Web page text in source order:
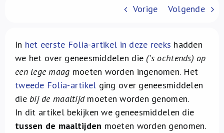
Over ons
FR
Vorige Volgende
In het eerste Folia-artikel in deze reeks hadden
we het over geneesmiddelen die ('s ochtends) op
een lege maag moeten worden ingenomen. Het
tweede Folia-artikel ging over geneesmiddelen
die bij de maaltijdmoeten worden genomen.
In dit artikel bekijken we geneesmiddelen die
tussen de maaltijden moeten worden genomen.